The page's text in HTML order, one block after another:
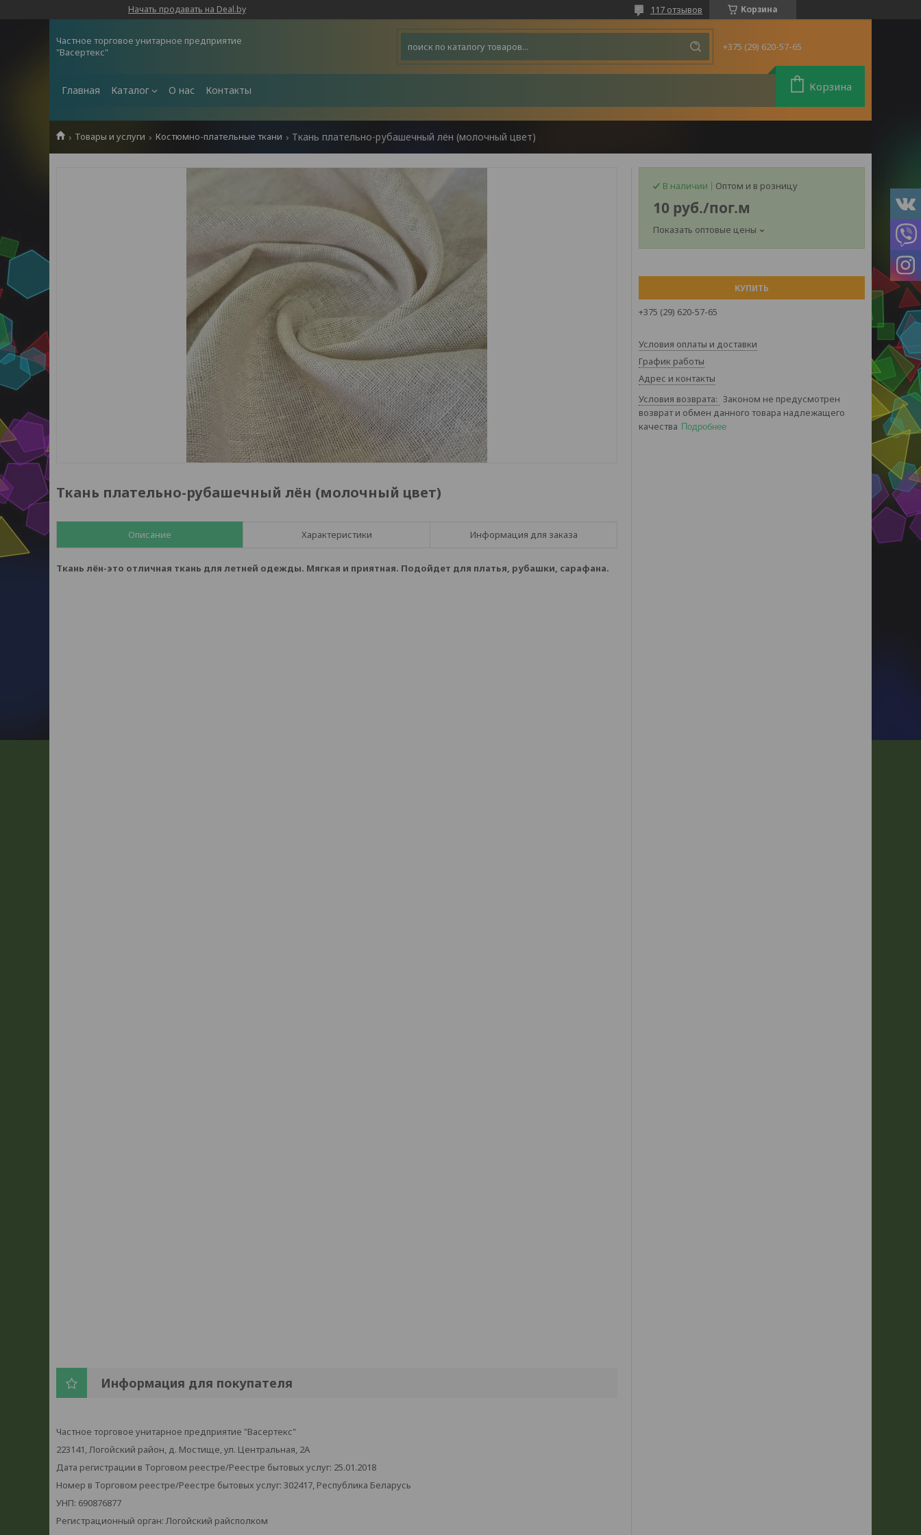
Начать продавать на Deal.by Корзина
117 отзывов
Частное торговое унитарное предприятие
"Васертекс"
+375 (29) 620-57-65
Главная Каталог О нас Контакты Корзина
Товары и услуги Костюмно-плательные ткани Ткань плательно-рубашечный лён (молочный цвет)
Ткань плательно-рубашечный лён (молочный цвет)
Описание Характеристики Информация для заказа
Ткань лён-это отличная ткань для летней одежды. Мягкая и приятная. Подойдет для платья, рубашки, сарафана.
Информация для покупателя
Частное торговое унитарное предприятие "Васертекс"
223141, Логойский район, д. Мостище, ул. Центральная, 2А
Дата регистрации в Торговом реестре/Реестре бытовых услуг: 25.01.2018
Номер в Торговом реестре/Реестре бытовых услуг: 302417, Республика Беларусь
УНП: 690876877
Регистрационный орган: Логойский райсполком
В наличии Оптом и в розницу
10 руб./пог.м
Показать оптовые цены
КУПИТЬ
+375 (29) 620-57-65
Условия оплаты и доставки
График работы
Адрес и контакты
Законом не предусмотрен
возврат и обмен данного товара надлежащего
качества Подробнее